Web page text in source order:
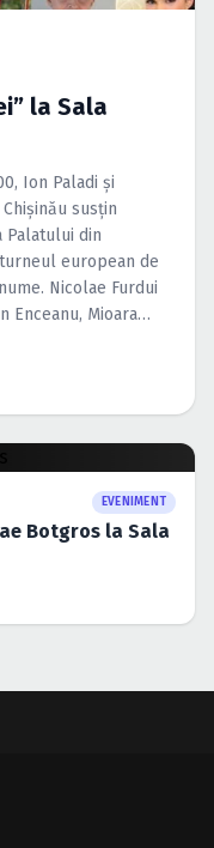
la Sala
Ion Paladi şi
susţin
Palatului din
european de
Nicolae Furdui
Enceanu, Mioara
EVENIMENT
Botgros la Sala